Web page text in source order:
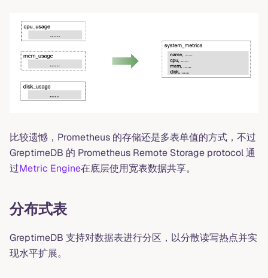
比较遗憾，Prometheus 的存储还是多表单值的方式，不过
GreptimeDB 的 Prometheus Remote Storage protocol 通
过Metric Engine在底层使用宽表数据共享。
分布式表
GreptimeDB 支持对数据表进行分区，以分散读写热点并实
现水平扩展。